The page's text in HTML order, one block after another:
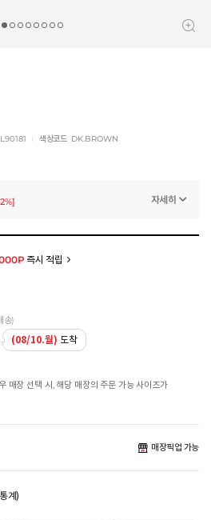
색상코드 DK.BROWN
%] 자세히
제 금액과는 차이가 있을 수 있습니다.
즉시 적립
송)
(08/10.월) 도착
매장 선택 시, 해당 매장의 주문 가능 사이즈가
매장픽업 가능
계)